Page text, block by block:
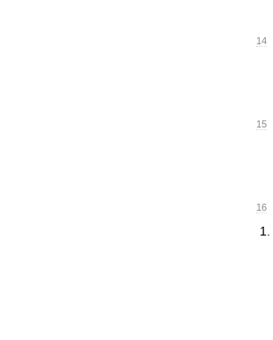
14
15
16